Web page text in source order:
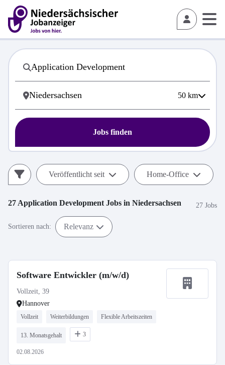
50 km
Jobs finden
Veröffentlicht seit Home-Office
27 Application Development Jobs in Niedersachsen 27 Jobs
Sortieren nach: Relevanz
Software Entwickler (m/w/d)
Vollzeit, 39
Hannover
Vollzeit Weiterbildungen Flexible Arbeitszeiten
13. Monatsgehalt 3
02.08.2026